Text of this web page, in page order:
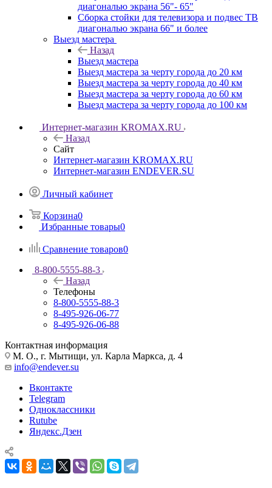
диагональю экрана 56"- 65"
Сборка стойки для телевизора и подвес ТВ
диагональю экрана 66" и более
Выезд мастера
Назад
Выезд мастера
Выезд мастера за черту города до 20 км
Выезд мастера за черту города до 40 км
Выезд мастера за черту города до 60 км
Выезд мастера за черту города до 100 км
Интернет-магазин KROMAX.RU
Назад
Сайт
Интернет-магазин KROMAX.RU
Интернет-магазин ENDEVER.SU
Личный кабинет
Корзина0
Избранные товары0
Сравнение товаров0
8-800-5555-88-3
Назад
Телефоны
8-800-5555-88-3
8-495-926-06-77
8-495-926-06-88
Контактная информация
М. О., г. Мытищи, ул. Карла Маркса, д. 4
info@endever.su
Вконтакте
Telegram
Одноклассники
Rutube
Яндекс.Дзен